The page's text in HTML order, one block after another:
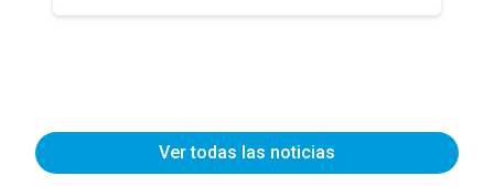
Ver todas las noticias